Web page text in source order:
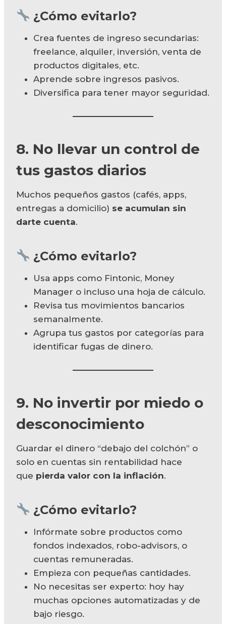
¿Cómo evitarlo?
Crea fuentes de ingreso secundarias:
freelance, alquiler, inversión, venta de
productos digitales, etc.
Aprende sobre ingresos pasivos.
Diversifica para tener mayor seguridad.
8. No llevar un control de
tus gastos diarios
Muchos pequeños gastos (cafés, apps,
entregas a domicilio) se acumulan sin
darte cuenta.
¿Cómo evitarlo?
Usa apps como Fintonic, Money
Manager o incluso una hoja de cálculo.
Revisa tus movimientos bancarios
semanalmente.
Agrupa tus gastos por categorías para
identificar fugas de dinero.
9. No invertir por miedo o
desconocimiento
Guardar el dinero “debajo del colchón” o
solo en cuentas sin rentabilidad hace
que pierda valor con la inflación.
¿Cómo evitarlo?
Infórmate sobre productos como
fondos indexados, robo-advisors, o
cuentas remuneradas.
Empieza con pequeñas cantidades.
No necesitas ser experto: hoy hay
muchas opciones automatizadas y de
bajo riesgo.